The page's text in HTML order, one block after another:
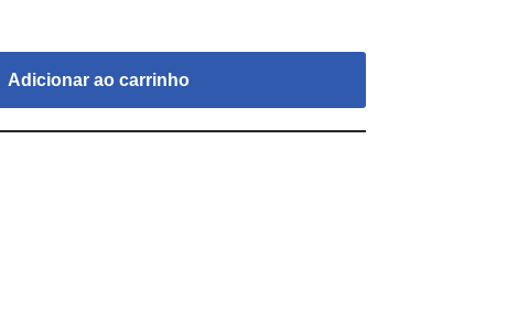
Adicionar ao carrinho